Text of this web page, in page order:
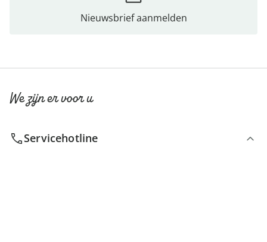
Nieuwsbrief aanmelden
We zijn er voor u
Servicehotline